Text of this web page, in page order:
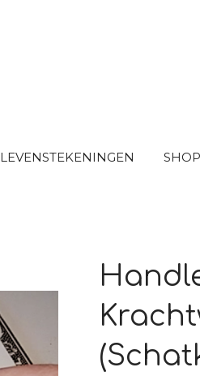
LEVENSTEKENINGEN SHOP